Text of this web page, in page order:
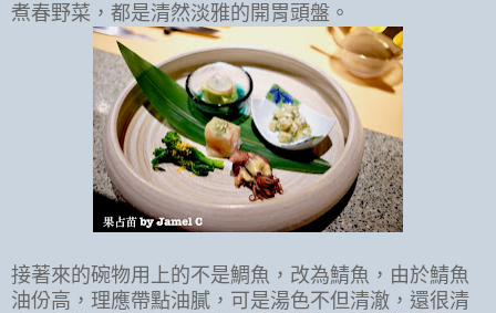
煮春野菜，都是清然淡雅的開胃頭盤。
接著來的碗物用上的不是鯛魚，改為鯖魚，由於鯖魚
油份高，理應帶點油膩，可是湯色不但清澈，還很清